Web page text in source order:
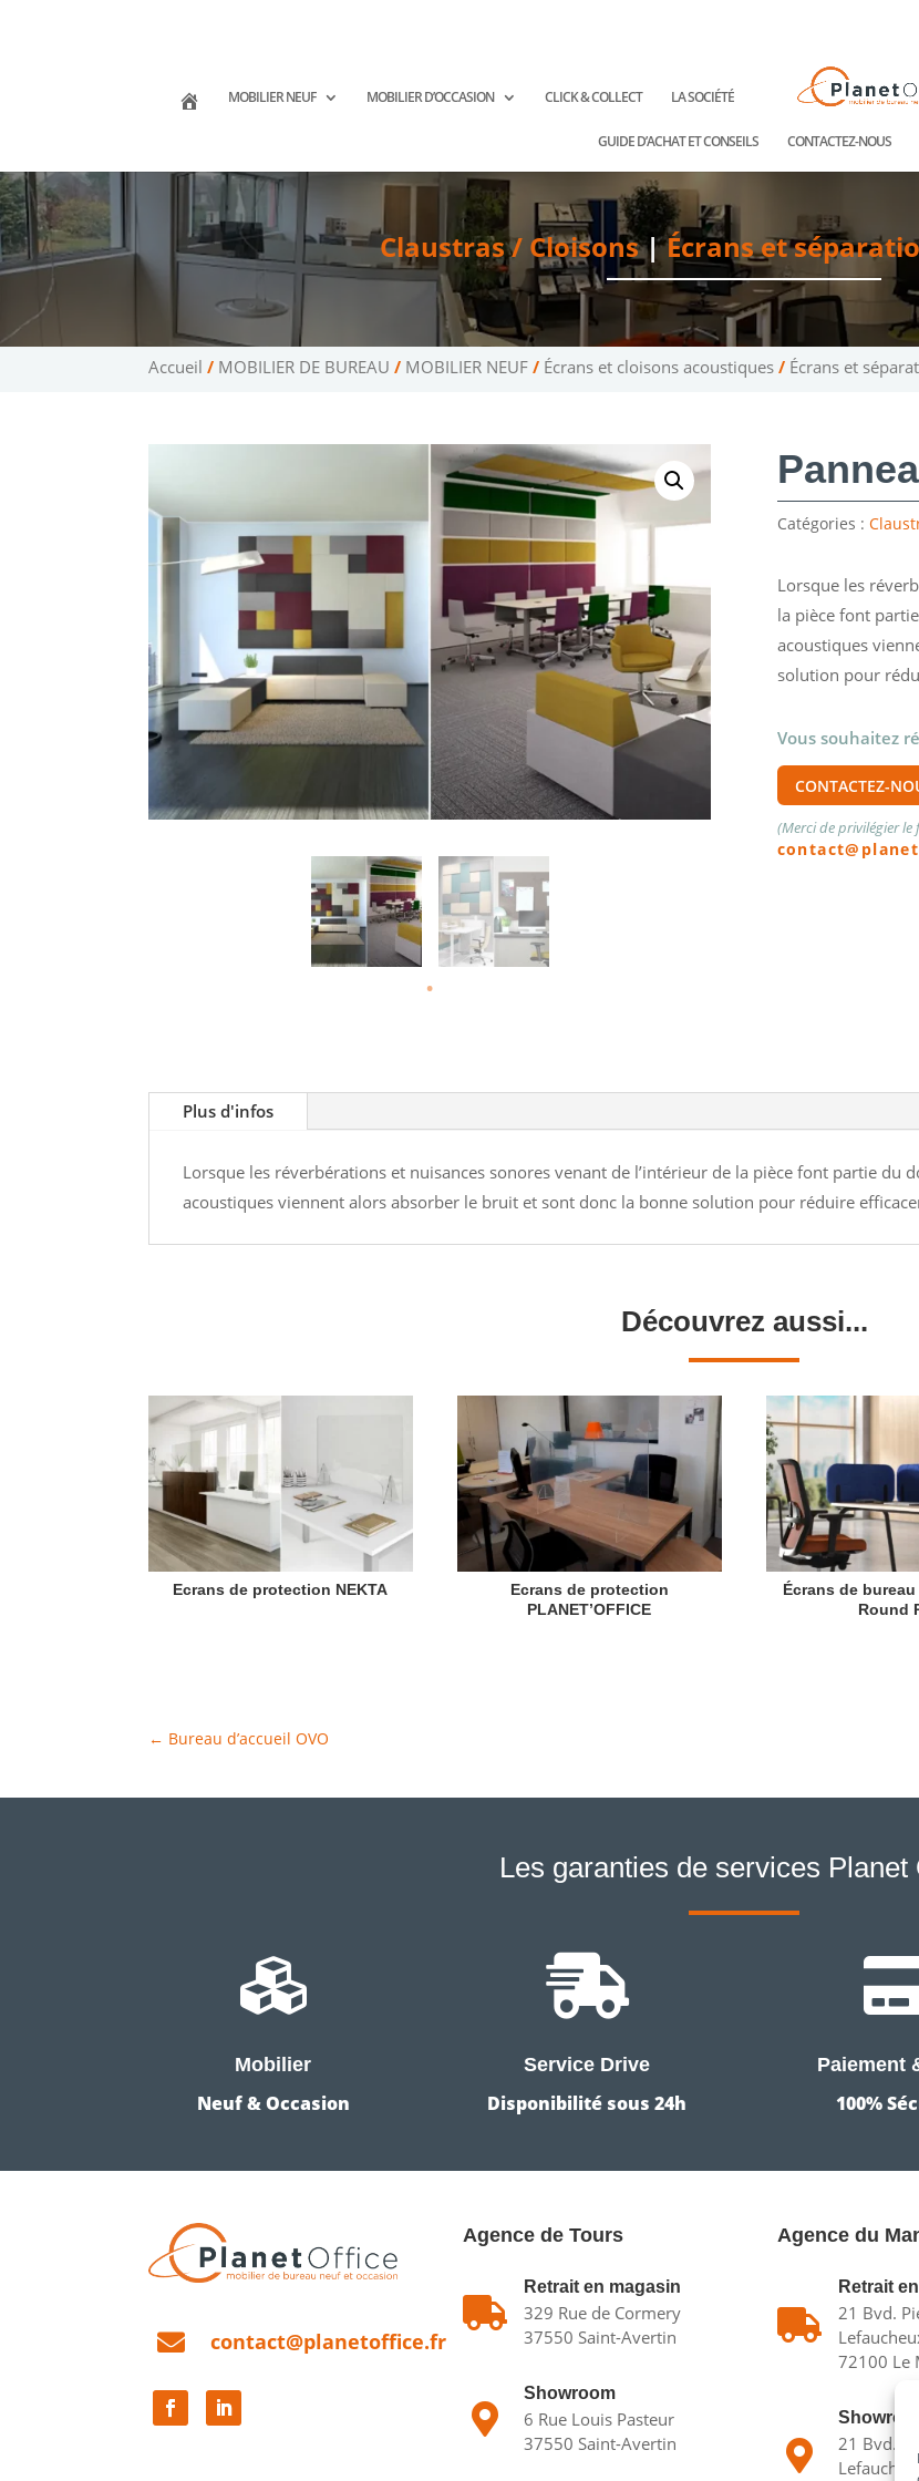
MOBILIER NEUF MOBILIER D’OCCASION CLICK & COLLECT LA SOCIÉTÉ
GUIDE D’ACHAT ET CONSEILS CONTACTEZ-NOUS
Claustras / Cloisons|Écrans et
Accueil / MOBILIER DE BUREAU / MOBILIER NEUF / Écrans et cloisons acoustiques / Écrans et
Catégories :
Lorsque les
la pièce font
acoustiques
solution pour
Vous souhaitez
CONTACTEZ-
(Merci de privilégier le
Plus d'infos
Lorsque les réverbérations et nuisances sonores venant de l’intérieur de la pièce font partie du
acoustiques viennent alors absorber le bruit et sont donc la bonne solution pour réduire
Découvrez aussi...
Ecrans de protection NEKTA
Ecrans de protection
PLANET’OFFICE
Écrans de
Round
← Bureau d’accueil OVO
Les garanties de services Planet

Mobilier
Neuf & Occasion

Service Drive
Disponibilité sous 24h
Paiement
100%
 contact@planetoffice.fr
Agence de Tours

Retrait en magasin
329 Rue de Cormery
37550 Saint-Avertin

Showroom
6 Rue Louis Pasteur
37550 Saint-Avertin
Agence du

Retrait
21 Bvd.
72100 Le

21 Bvd.